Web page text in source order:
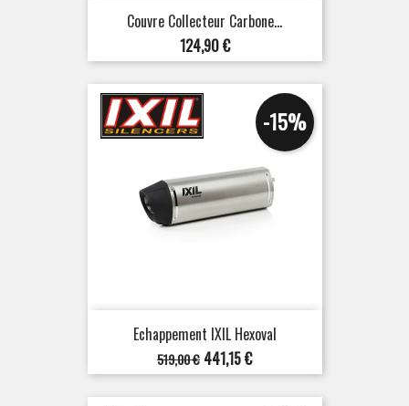
Couvre Collecteur Carbone...
Prix
124,90 €
Echappement IXIL Hexoval
Prix
de
base
519,00 €
-15%
Prix
441,15 €